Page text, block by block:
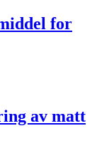
for
av matt